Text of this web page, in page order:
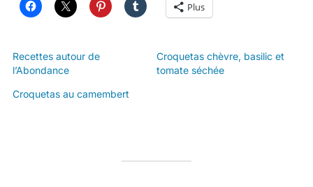
Plus
Recettes autour de
l’Abondance
Croquetas chèvre, basilic et
tomate séchée
Croquetas au camembert